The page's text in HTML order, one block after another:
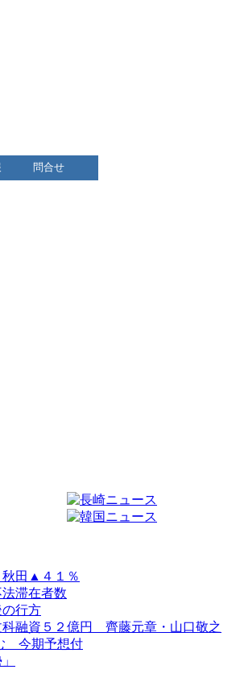
問合せ
田▲４１％
滞在者数
行方
融資５２億円 齊藤元章・山口敬之
今期予想付